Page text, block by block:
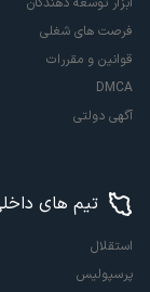
فرصت های شغلی
قوانین و مقررات
DMCA
آگهی دولتی
تیم های
استقلال
پرسپولیس